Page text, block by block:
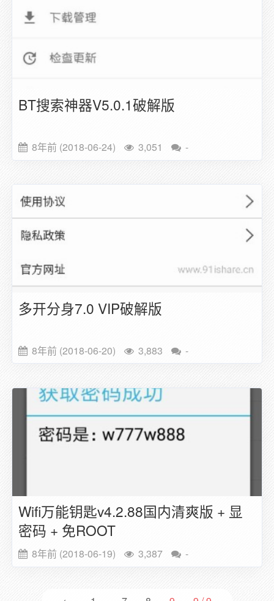
BT搜索神器V5.0.1破解版
8年前 (2018-06-24) 3,051 -
多开分身7.0 VIP破解版
8年前 (2018-06-20) 3,883 -
Wifi万能钥匙v4.2.88国内清爽版 + 显
密码 + 免ROOT
8年前 (2018-06-19) 3,387 -